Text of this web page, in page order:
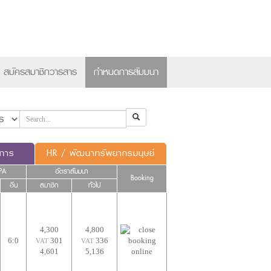
สมัครสมาชิกวารสาร กำหนดการสัมมนา
าร HR / พัฒนาทรัพยากรมนุษย์
อัตราสัมมนา
Booking
อื่น สมาชิก ทั่วไป
6:0
4,300
VAT301
4,601
4,800
VAT336
5,136